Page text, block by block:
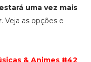
uma vez mais
. Veja as opções e
& Animes #42